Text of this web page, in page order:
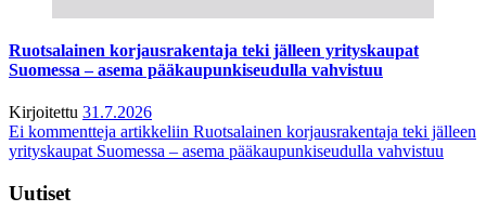
Ruotsalainen korjausrakentaja teki jälleen yrityskaupat
Suomessa – asema pääkaupunkiseudulla vahvistuu
Kirjoitettu 31.7.2026
Ei kommentteja artikkeliin Ruotsalainen korjausrakentaja teki jälleen
yrityskaupat Suomessa – asema pääkaupunkiseudulla vahvistuu
Uutiset